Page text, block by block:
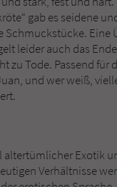
gab es seidene
Schmuckstücke. Eine
leider auch das
zu Tode. Passend für
und wer weiß,
altertümlicher Exotik
Verhältnisse